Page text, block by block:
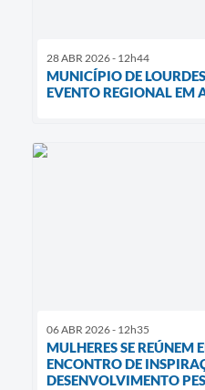
28 ABR 2026 - 12h44
MUNICÍPIO DE
EVENTO REGIONAL EM
06 ABR 2026 - 12h35
MULHERES SE REÚNEM
ENCONTRO DE
DESENVOLVIMENTO